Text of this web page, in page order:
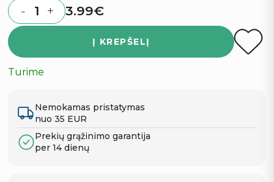
Quantity
- + 3.99€
Į KREPŠELĮ
Turime
Nemokamas pristatymas
nuo 35 EUR
Prekių grąžinimo garantija
per 14 dienų